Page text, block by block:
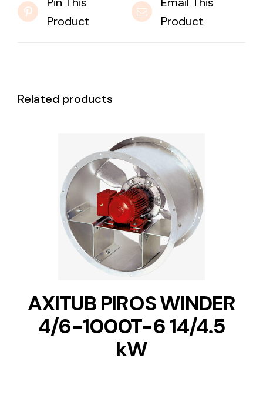
Product
Product
Related products
DETAILS
AXITUB PIROS WINDER
4/6-1000T-6 14/4.5
kW